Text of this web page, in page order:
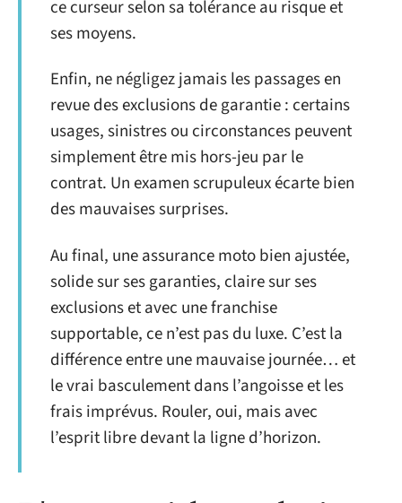
ce curseur selon sa tolérance au risque et
ses moyens.
Enfin, ne négligez jamais les passages en
revue des exclusions de garantie : certains
usages, sinistres ou circonstances peuvent
simplement être mis hors-jeu par le
contrat. Un examen scrupuleux écarte bien
des mauvaises surprises.
Au final, une assurance moto bien ajustée,
solide sur ses garanties, claire sur ses
exclusions et avec une franchise
supportable, ce n’est pas du luxe. C’est la
différence entre une mauvaise journée… et
le vrai basculement dans l’angoisse et les
frais imprévus. Rouler, oui, mais avec
l’esprit libre devant la ligne d’horizon.